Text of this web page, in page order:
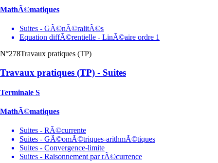
MathÃ©matiques
Suites - GÃ©nÃ©ralitÃ©s
Equation diffÃ©rentielle - LinÃ©aire ordre 1
N°278Travaux pratiques (TP)
Travaux pratiques (TP) - Suites
Terminale S
MathÃ©matiques
Suites - RÃ©currente
Suites - GÃ©omÃ©triques-arithmÃ©tiques
Suites - Convergence-limite
Suites - Raisonnement par rÃ©currence